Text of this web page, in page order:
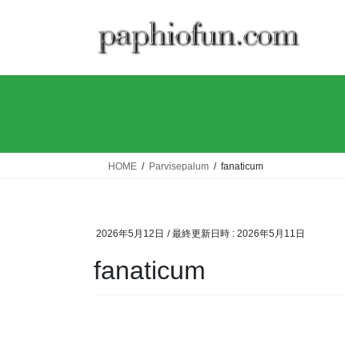
HOME Parvisepalum fanaticum
2026年5月12日 / 最終更新日時 : 2026年5月11日
fanaticum